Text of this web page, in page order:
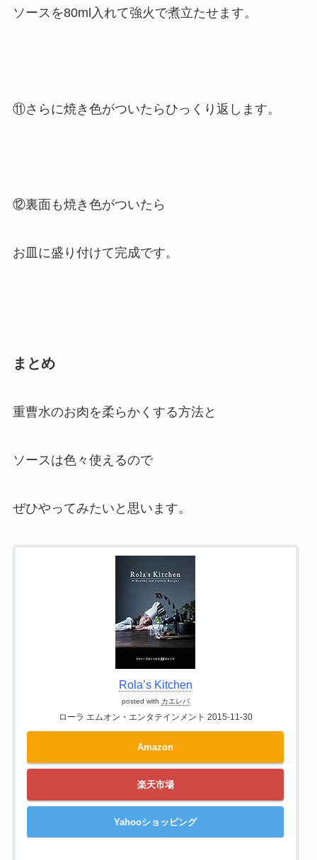
ソースを80ml入れて強火で煮立たせます。
⑪さらに焼き色がついたらひっくり返します。
⑫裏面も焼き色がついたら
お皿に盛り付けて完成です。
まとめ
重曹水のお肉を柔らかくする方法と
ソースは色々使えるので
ぜひやってみたいと思います。
Rola’s Kitchen
posted with カエレバ
ローラ エムオン・エンタテインメント 2015-11-30
Amazon
楽天市場
Yahooショッピング